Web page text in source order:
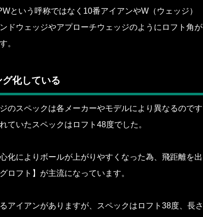
という呼称ではなく10番アイアンやW（ウェッジ）
ドウェッジやアプローチウェッジのようにロフト角が
。
グ化している
のスペックは各メーカーやモデルにより異なるのです
ていたスペックはロフト48度でした。
化によりボールが上がりやすくなった為、飛距離を出
ロフト】が主流になっています。
アイアンがありますが、スペックはロフト38度、長さ